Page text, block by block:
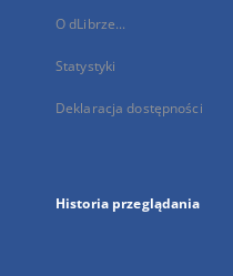
O dLibrze...
Statystyki
Deklaracja dostępności
Historia przeglądania